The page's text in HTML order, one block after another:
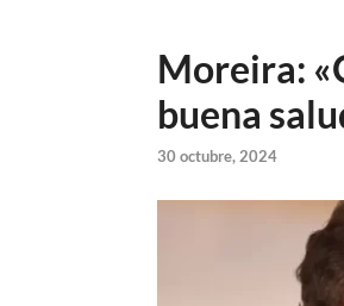
Moreira:
buena
30 octubre, 2024